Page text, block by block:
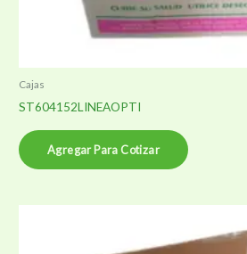
Cajas
ST604152LINEAOPTI
Agregar Para Cotizar